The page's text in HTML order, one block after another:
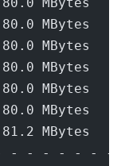
- - - - - - -